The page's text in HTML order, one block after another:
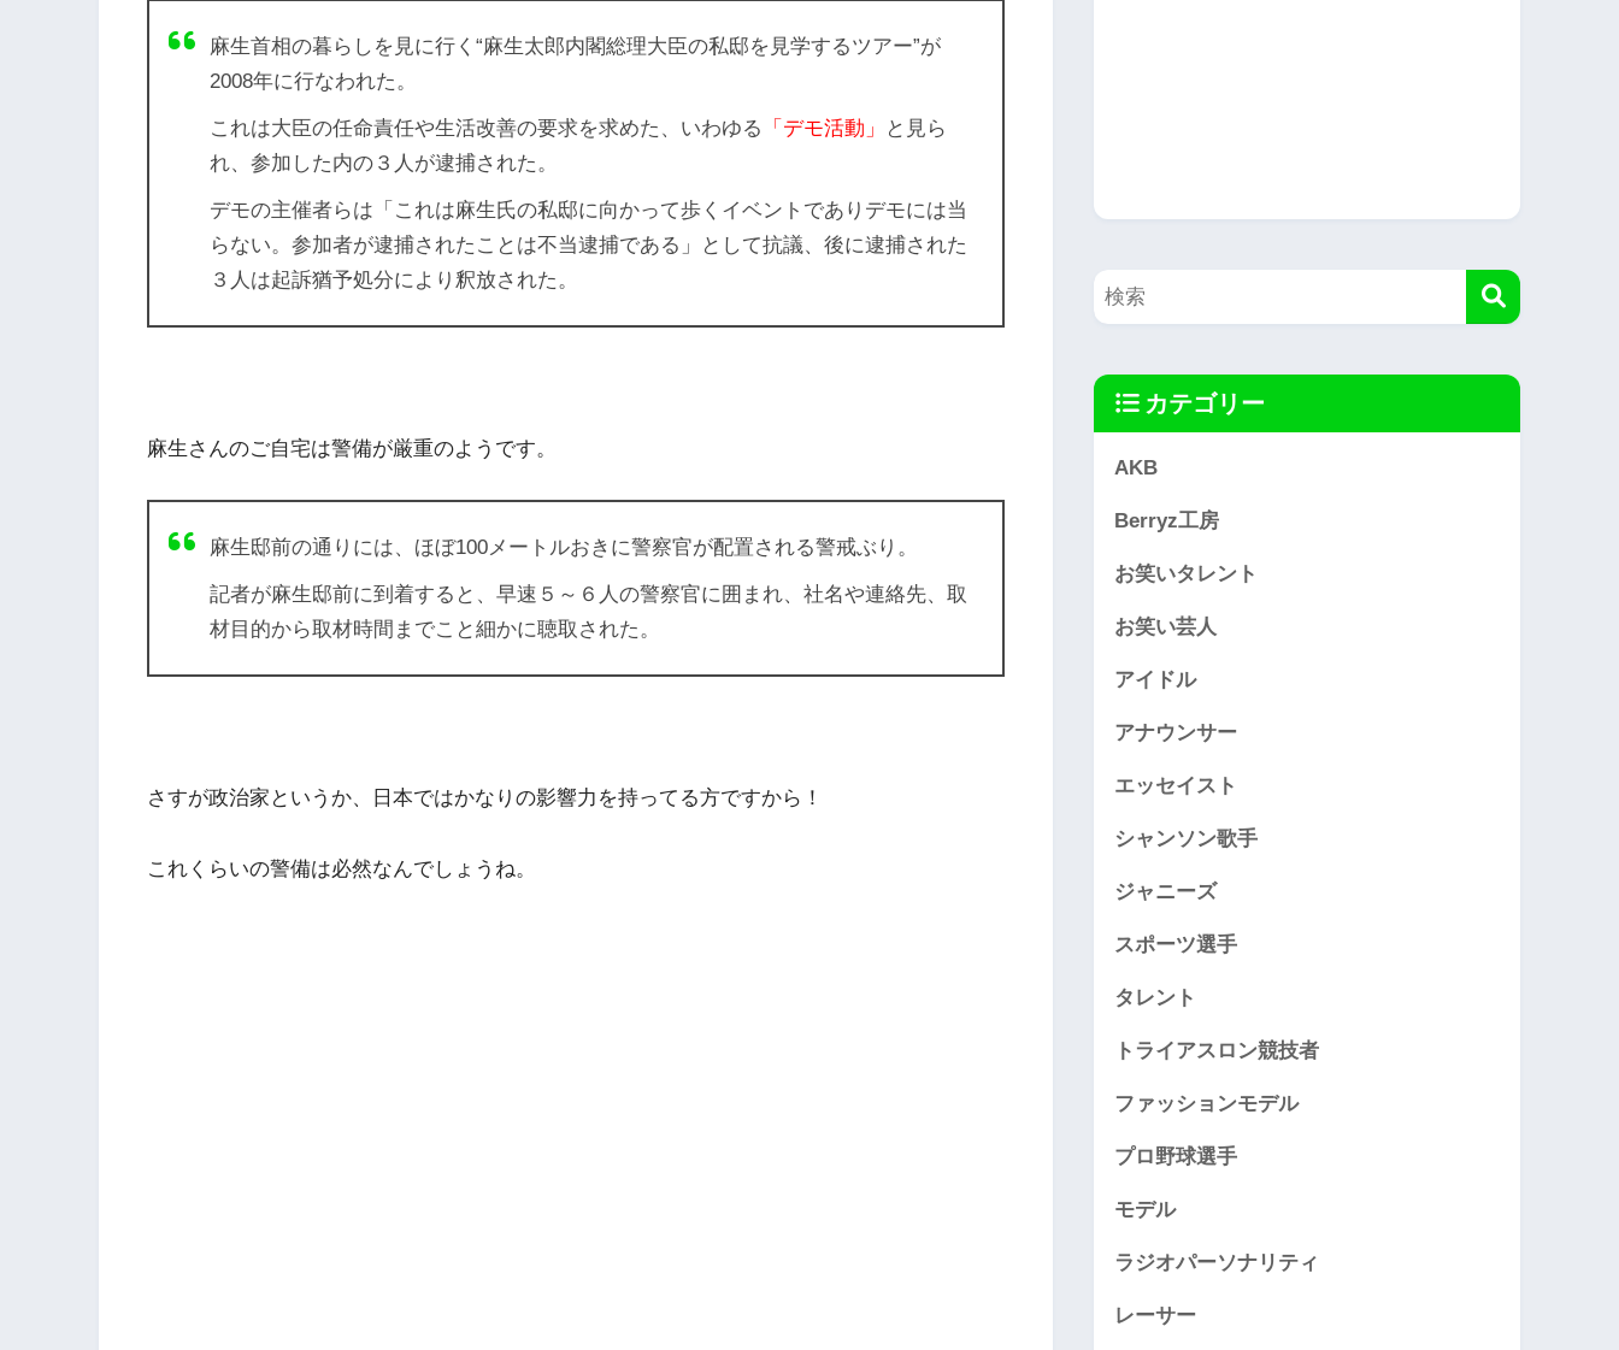
麻生首相の暮らしを見に行く“麻生太郎内閣総理大臣の私邸を見学するツアー”が
2008年に行なわれた。
これは大臣の任命責任や生活改善の要求を求めた、いわゆる 「デモ活動」
と見ら
れ、参加した内の３人が逮捕された。
デモの主催者らは「これは麻生氏の私邸に向かって歩くイベントでありデモには当
らない。参加者が逮捕されたことは不当逮捕である」として抗議、後に逮捕された
３人は起訴猶予処分により釈放された。
麻生さんのご自宅は警備が厳重のようです。
麻生邸前の通りには、ほぼ100メートルおきに警察官が配置される警戒ぶり。
記者が麻生邸前に到着すると、早速５～６人の警察官に囲まれ、社名や連絡先、取
材目的から取材時間までこと細かに聴取された。
さすが政治家というか、日本ではかなりの影響力を持ってる方ですから！
これくらいの警備は必然なんでしょうね。
カテゴリー
AKB
Berryz工房
お笑いタレント
お笑い芸人
アイドル
アナウンサー
エッセイスト
シャンソン歌手
ジャニーズ
スポーツ選手
タレント
トライアスロン競技者
ファッションモデル
プロ野球選手
モデル
ラジオパーソナリティ
レーサー